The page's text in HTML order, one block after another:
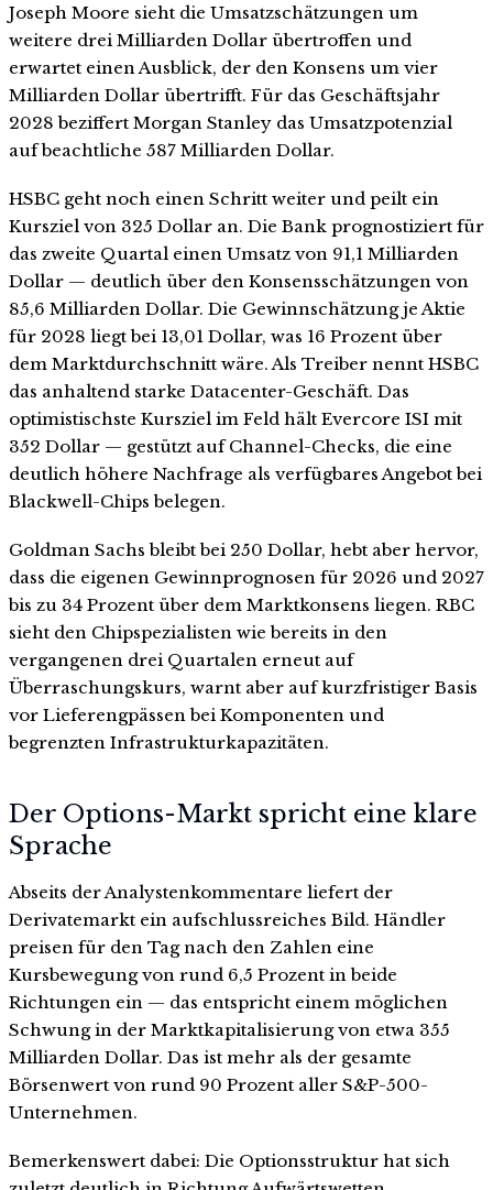
Joseph Moore sieht die Umsatzschätzungen um
weitere drei Milliarden Dollar übertroffen und
erwartet einen Ausblick, der den Konsens um vier
Milliarden Dollar übertrifft. Für das Geschäftsjahr
2028 beziffert Morgan Stanley das Umsatzpotenzial
auf beachtliche 587 Milliarden Dollar.
HSBC geht noch einen Schritt weiter und peilt ein
Kursziel von 325 Dollar an. Die Bank prognostiziert für
das zweite Quartal einen Umsatz von 91,1 Milliarden
Dollar — deutlich über den Konsensschätzungen von
85,6 Milliarden Dollar. Die Gewinnschätzung je Aktie
für 2028 liegt bei 13,01 Dollar, was 16 Prozent über
dem Marktdurchschnitt wäre. Als Treiber nennt HSBC
das anhaltend starke Datacenter-Geschäft. Das
optimistischste Kursziel im Feld hält Evercore ISI mit
352 Dollar — gestützt auf Channel-Checks, die eine
deutlich höhere Nachfrage als verfügbares Angebot bei
Blackwell-Chips belegen.
Goldman Sachs bleibt bei 250 Dollar, hebt aber hervor,
dass die eigenen Gewinnprognosen für 2026 und 2027
bis zu 34 Prozent über dem Marktkonsens liegen. RBC
sieht den Chipspezialisten wie bereits in den
vergangenen drei Quartalen erneut auf
Überraschungskurs, warnt aber auf kurzfristiger Basis
vor Lieferengpässen bei Komponenten und
begrenzten Infrastrukturkapazitäten.
Der Options-Markt spricht eine klare
Sprache
Abseits der Analystenkommentare liefert der
Derivatemarkt ein aufschlussreiches Bild. Händler
preisen für den Tag nach den Zahlen eine
Kursbewegung von rund 6,5 Prozent in beide
Richtungen ein — das entspricht einem möglichen
Schwung in der Marktkapitalisierung von etwa 355
Milliarden Dollar. Das ist mehr als der gesamte
Börsenwert von rund 90 Prozent aller S&P-500-
Unternehmen.
Bemerkenswert dabei: Die Optionsstruktur hat sich